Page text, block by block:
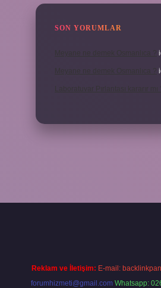
SON YORUMLAR
Laboratuvar Pırlantası kararır mı ?
Reklam ve İletişim: E-mail:
forumhizmeti@gmail.com Whatsapp: